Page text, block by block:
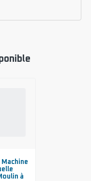
Machine
à